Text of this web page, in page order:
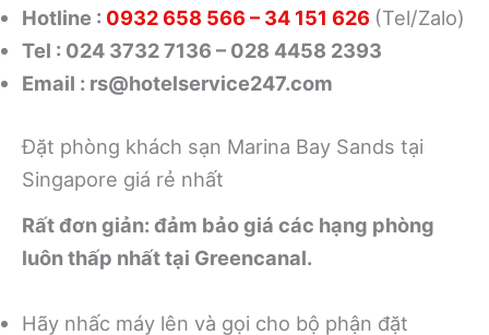
Hotline : 0932 658 566 –34 151 626 (Tel/Zalo)
Tel : 024 3732 7136 – 028 4458 2393
Email : rs@hotelservice247.com
Đặt phòng khách sạn Marina Bay Sands tại
Singapore giá rẻ nhất
Rất đơn giản: đảm bảo giá các hạng phòng
luôn thấp nhất tại Greencanal.
Hãy nhấc máy lên và gọi cho bộ phận đặt